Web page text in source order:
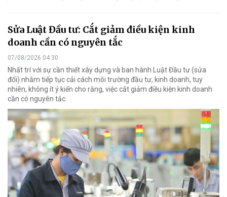
Sửa Luật Đầu tư: Cắt giảm điều kiện kinh
doanh cần có nguyên tắc
07/08/2026 04:30
Nhất trí với sự cần thiết xây dựng và ban hành Luật Đầu tư (sửa
đổi) nhằm tiếp tục cải cách môi trường đầu tư, kinh doanh, tuy
nhiên, không ít ý kiến cho rằng, việc cắt giảm điều kiện kinh doanh
cần có nguyên tắc.